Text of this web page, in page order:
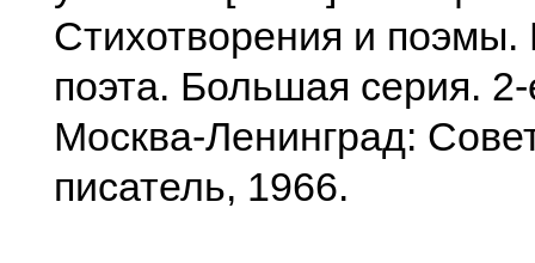
Стихотворения и поэмы.
поэта. Большая серия.
Москва-Ленинград:
писатель, 1966.